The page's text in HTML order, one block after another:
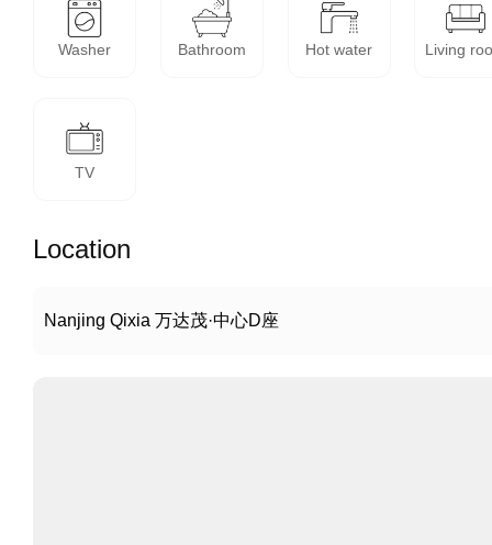
Washer Bathroom Hot water Living
TV
Location
Nanjing Qixia 万达茂·中心D座